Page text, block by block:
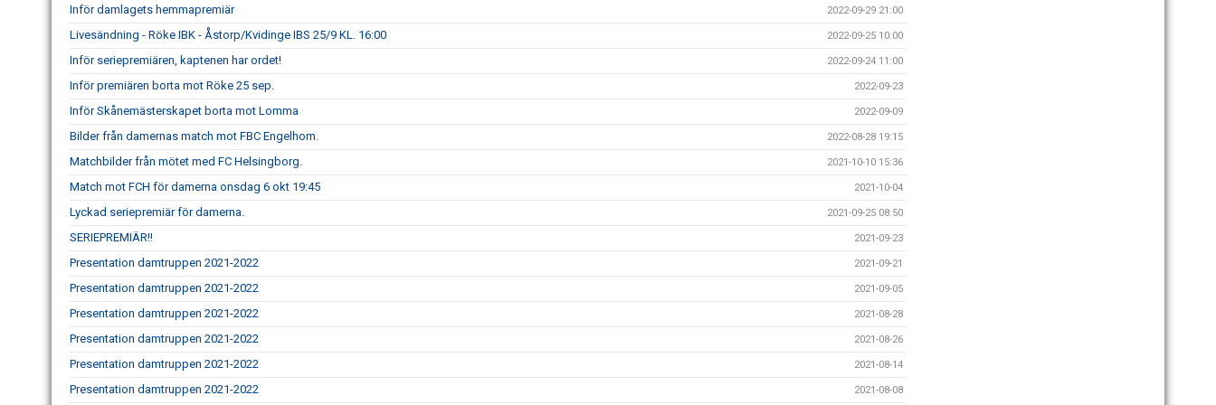
Inför damlagets hemmapremiär 2022-09-29 21:00
Livesändning - Röke IBK - Åstorp/Kvidinge IBS 25/9 KL. 16:00 2022-09-25 10:00
Inför seriepremiären, kaptenen har ordet! 2022-09-24 11:00
Inför premiären borta mot Röke 25 sep. 2022-09-23
Inför Skånemästerskapet borta mot Lomma 2022-09-09
Bilder från damernas match mot FBC Engelhom. 2022-08-28 19:15
Matchbilder från mötet med FC Helsingborg. 2021-10-10 15:36
Match mot FCH för damerna onsdag 6 okt 19:45 2021-10-04
Lyckad seriepremiär för damerna. 2021-09-25 08:50
SERIEPREMIÄR!! 2021-09-23
Presentation damtruppen 2021-2022 2021-09-21
Presentation damtruppen 2021-2022 2021-09-05
Presentation damtruppen 2021-2022 2021-08-28
Presentation damtruppen 2021-2022 2021-08-26
Presentation damtruppen 2021-2022 2021-08-14
Presentation damtruppen 2021-2022 2021-08-08